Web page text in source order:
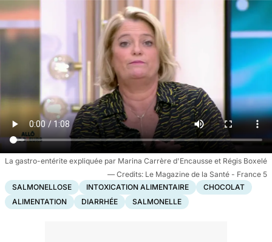
La gastro-entérite expliquée par Marina Carrère d'Encausse et Régis Boxelé
Le Magazine de la Santé - France 5
SALMONELLOSE
INTOXICATION ALIMENTAIRE
CHOCOLAT
ALIMENTATION
DIARRHÉE SALMONELLE